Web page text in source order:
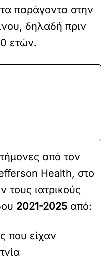
παράγοντα στην
δηλαδή πριν
ετών.
από τον
Health, στο
τους ιατρικούς
2021-2025 από:
που είχαν